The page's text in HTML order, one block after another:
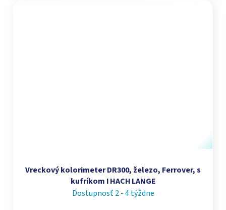
Vreckový kolorimeter DR300, železo, Ferrover, s
kufríkom I HACH LANGE
Dostupnosť 2 - 4 týždne